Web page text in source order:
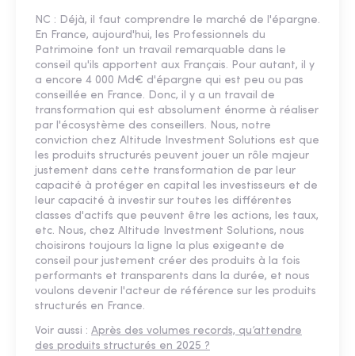
NC : Déjà, il faut comprendre le marché de l'épargne.
En France, aujourd'hui, les Professionnels du
Patrimoine font un travail remarquable dans le
conseil qu'ils apportent aux Français. Pour autant, il y
a encore 4 000 Md€ d'épargne qui est peu ou pas
conseillée en France. Donc, il y a un travail de
transformation qui est absolument énorme à réaliser
par l'écosystème des conseillers. Nous, notre
conviction chez Altitude Investment Solutions est que
les produits structurés peuvent jouer un rôle majeur
justement dans cette transformation de par leur
capacité à protéger en capital les investisseurs et de
leur capacité à investir sur toutes les différentes
classes d'actifs que peuvent être les actions, les taux,
etc. Nous, chez Altitude Investment Solutions, nous
choisirons toujours la ligne la plus exigeante de
conseil pour justement créer des produits à la fois
performants et transparents dans la durée, et nous
voulons devenir l'acteur de référence sur les produits
structurés en France.
Voir aussi : Après des volumes records, qu’attendre
des produits structurés en 2025 ?